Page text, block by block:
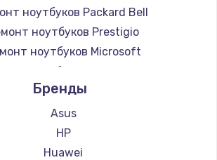
ноутбуков Packard Bell
ноутбуков Prestigio
ноутбуков Microsoft
ноутбуков Alienware
ноутбуков Aquarius
ноутбуков Gigabyte
Ремонт ноутбуков Aorus
ноутбуков Maibenben
Бренды
Asus
HP
Huawei